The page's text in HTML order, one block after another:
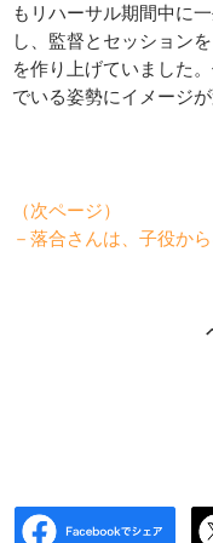
もリハーサル期間中に
し、監督とセッション
を作り上げていました
でいる姿勢にイメージが
（次ページ）
－落合さんは、子役か